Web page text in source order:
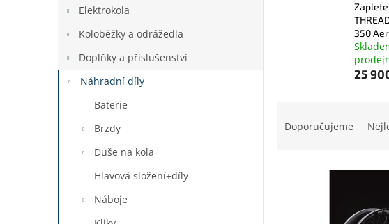
p
Elektrokola
Koloběžky a odrážedla
Doplňky a příslušenství
Náhradní díly
Baterie
Brzdy
Duše na kola
Hlavová složení+díly
Náboje
350
25
Doporučujeme